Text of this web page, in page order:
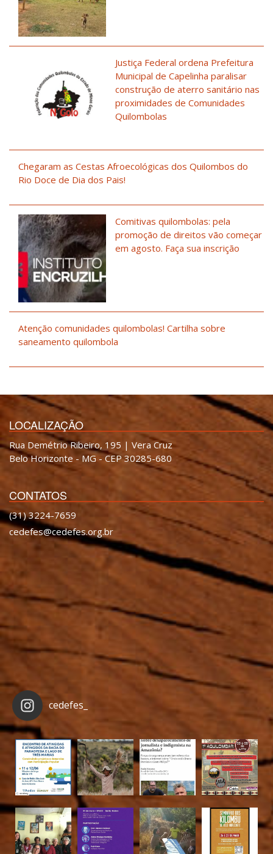
Justiça Federal ordena Prefeitura
Municipal de Capelinha paralisar
construção de aterro sanitário nas
proximidades de Comunidades
Quilombolas
Chegaram as Cestas Afroecológicas dos Quilombos do
Rio Doce de Dia dos Pais!
Comitivas quilombolas: pela
promoção de direitos vão começar
em agosto. Faça sua inscrição
Atenção comunidades quilombolas! Cartilha sobre
saneamento quilombola
LOCALIZAÇÃO
Rua Demétrio Ribeiro, 195 | Vera Cruz
Belo Horizonte - MG - CEP 30285-680
CONTATOS
(31) 3224-7659
cedefes@cedefes.org.br
cedefes_